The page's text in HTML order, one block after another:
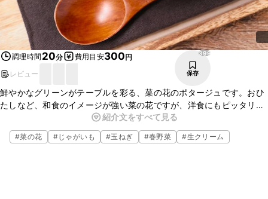
調理時間 20分 費用目安300円
レビュー
399
保存
鮮やかなグリーンがテーブルを彩る、菜の花のポタージュです。おひ
たしなど、和食のイメージが強い菜の花ですが、洋食にもピッタリ。
今回は菜の花の旨味を余すことなくいただけるポタージュにしまし
た。たくさん出回る春先に、ぜひお試しくださいね。
紹介文をすべて見る
#菜の花 #じゃがいも #玉ねぎ #春野菜 #生クリーム